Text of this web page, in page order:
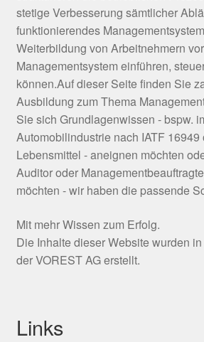
stetige Verbesserung sämtlicher
funktionierendes
Weiterbildung von Arbeitnehmern
Managementsystem einführen,
können.Auf dieser Seite finden Sie
Ausbildung zum Thema
Sie sich Grundlagenwissen - bspw.
Automobilindustrie nach IATF 16949
Lebensmittel - aneignen möchten
Auditor oder
möchten - wir haben die passende
Mit mehr Wissen zum Erfolg.
Die Inhalte dieser Website wurden
der VOREST AG erstellt.
Links